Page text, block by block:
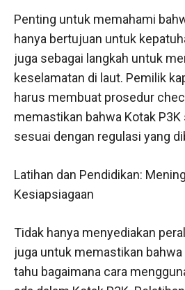
Penting untuk memahami
hanya bertujuan untuk
juga sebagai langkah untuk
keselamatan di laut. Pemilik
harus membuat prosedur
memastikan bahwa Kotak P3K
sesuai dengan regulasi yang
Latihan dan Pendidikan:
Kesiapsiagaan
Tidak hanya menyediakan
juga untuk memastikan
tahu bagaimana cara